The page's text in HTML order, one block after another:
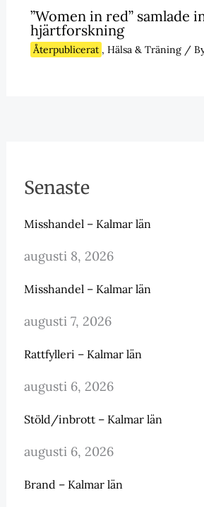
”Women in red” samlade
hjärtforskning
Återpublicerat , Hälsa & Träning/
Senaste
Misshandel – Kalmar län
augusti 8, 2026
Misshandel – Kalmar län
augusti 7, 2026
Rattfylleri – Kalmar län
augusti 6, 2026
Stöld/inbrott – Kalmar län
augusti 6, 2026
Brand – Kalmar län